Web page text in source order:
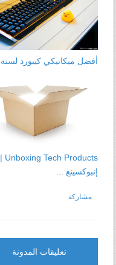
أفضل ميكانيكي كيبورد لسنة 2017
Unboxing Tech Products |
إنبوكسينغ ...
مشاركة
تعليقات المدونة